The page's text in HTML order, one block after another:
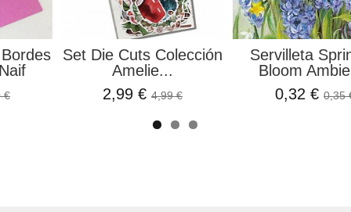
Tela Para Encuadernar
Lino Negro...
2,54 €2,99 €
Molde
Resina
3,39 €